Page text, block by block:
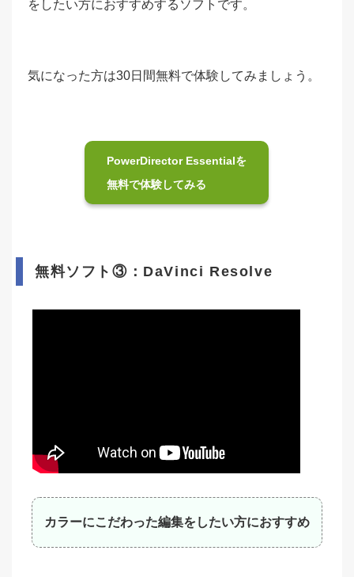
をしたい方におすすめするソフトです。
気になった方は30日間無料で体験してみましょう。
PowerDirector Essentialを
無料で体験してみる
無料ソフト③：DaVinci Resolve
カラーにこだわった編集をしたい方におすすめ